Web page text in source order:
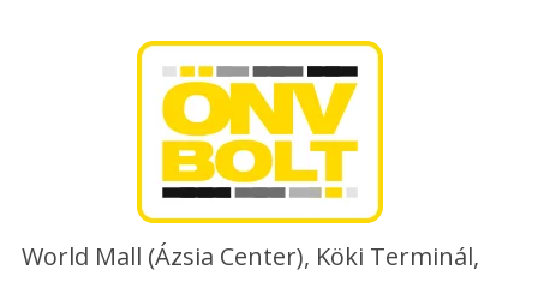
World Mall (Ázsia Center), Köki Terminál,